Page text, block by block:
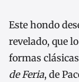
Este hondo
revelado, que
formas
de Feria, de